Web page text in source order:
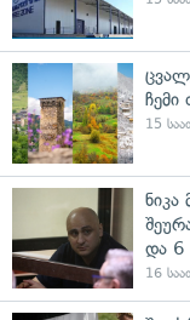
15
ნიკა
და 6
16